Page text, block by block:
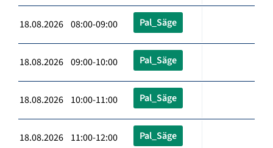
18.08.2026 08:00-09:00 Pal_Säge
18.08.2026 09:00-10:00 Pal_Säge
18.08.2026 10:00-11:00 Pal_Säge
18.08.2026 11:00-12:00 Pal_Säge